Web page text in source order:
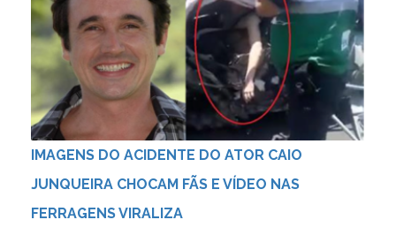
IMAGENS DO ACIDENTE DO ATOR CAIO
JUNQUEIRA CHOCAM FÃS E VÍDEO NAS
FERRAGENS VIRALIZA